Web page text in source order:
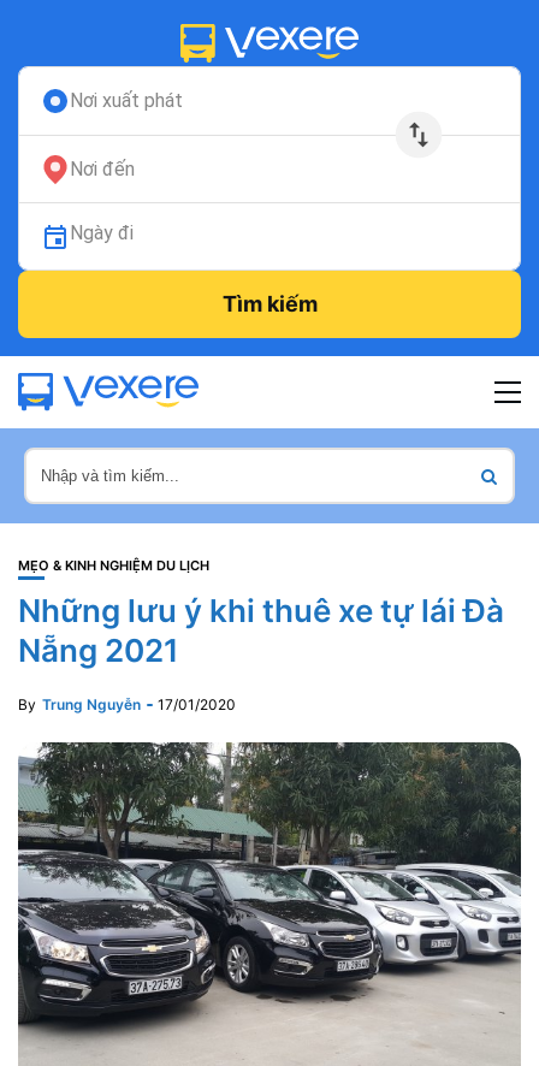
Nơi xuất phát
Nơi đến
Ngày đi
Tìm kiếm
MẸO & KINH NGHIỆM DU LỊCH
Những lưu ý khi thuê xe tự lái Đà
Nẵng 2021
By Trung Nguyễn 17/01/2020